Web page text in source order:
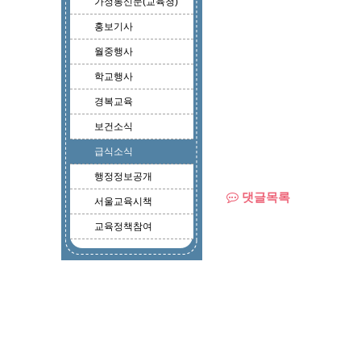
홍보기사
월중행사
학교행사
경복교육
보건소식
급식소식
행정정보공개
서울교육시책
교육정책참여
댓글목록